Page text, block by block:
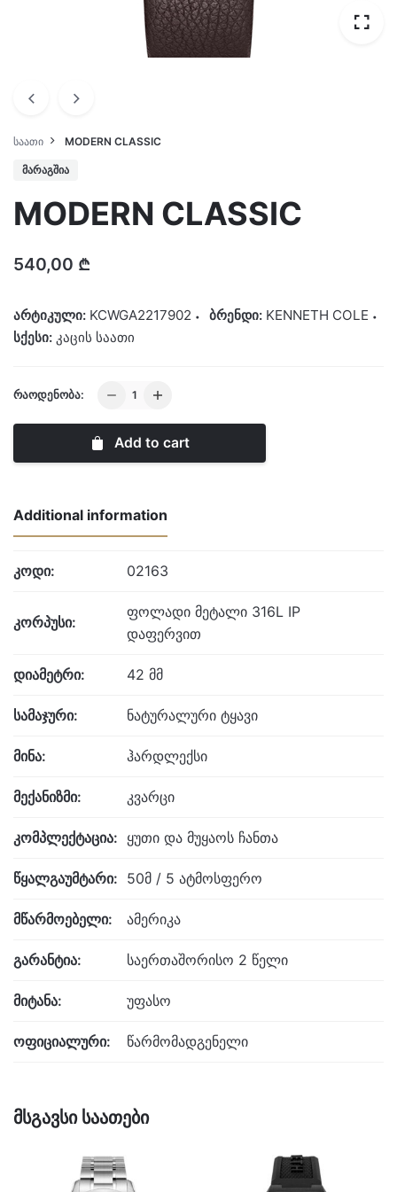
ᲡᲐᲐᲗᲘ MODERN CLASSIC
ᲛᲐᲠᲐᲒᲨᲘᲐ
MODERN CLASSIC
540,00 ₾
არტიკული: KCWGA2217902 ბრენდი: KENNETH COLE
სქესი: კაცის საათი
ᲠᲐᲝᲓᲔᲜᲝᲑᲐ:
MODERN
quantity
Add to cart
Additional information
კოდი: 02163
კორპუსი:
ფოლადი მეტალი 316L IP
დაფერვით
დიამეტრი: 42 მმ
სამაჯური: ნატურალური ტყავი
მინა: ჰარდლექსი
მექანიზმი: კვარცი
კომპლექტაცია: ყუთი და მუყაოს ჩანთა
წყალგაუმტარი: 50მ / 5 ატმოსფერო
მწარმოებელი: ამერიკა
გარანტია: საერთაშორისო 2 წელი
მიტანა: უფასო
ოფიციალური: წარმომადგენელი
მსგავსი საათები